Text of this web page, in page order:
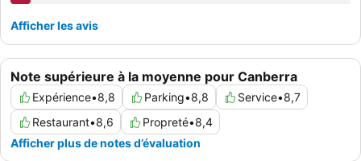
Note supérieure à la moyenne pour Canberra
Expérience•8,8 Parking•8,8 Service•8,7
Restaurant•8,6 Propreté•8,4
Afficher plus de notes d’évaluation
Afficher les avis